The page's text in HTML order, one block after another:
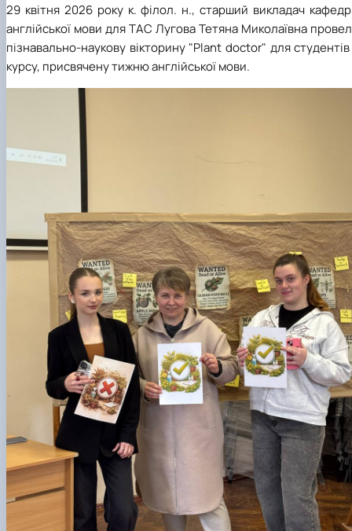
29 квітня 2026 року к. філол. н., старший викладач
англійської мови для ТАС Лугова Тетяна Миколаївна
пізнавально-наукову вікторину "Plant doctor" для студентів
курсу, присвячену тижню англійської мови.